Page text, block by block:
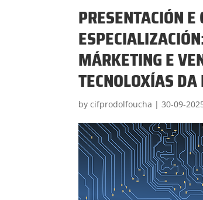
PRESENTACIÓN
MÁRKETING E
TECNOLOXÍAS
bycifprodolfoucha |30-09-